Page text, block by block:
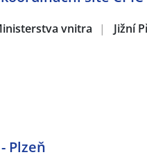
vnitra | Jižní
Plzeň